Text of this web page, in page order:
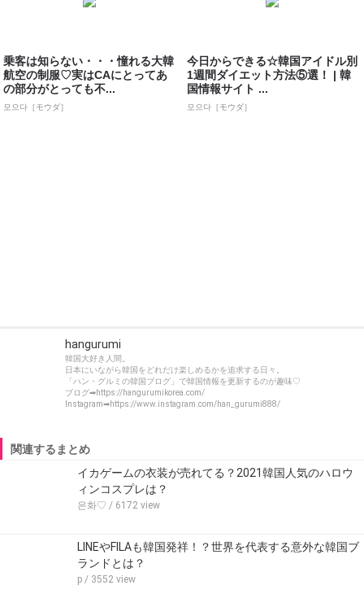
乗客は知らない・・・憧れる大韓
航空の制服♡実はCAにとってあ
の部分がとっても不...
모으다［モウダ］
今日からできる☆韓国アイドル別
1週間ダイエット方法⑤選！ | 韓
国情報サイト ...
모으다［モウダ］
hangurumi
韓国大好き人間。
日本にいながら韓国をどれだけ楽しめるかを追求する日々。
「ハン・グルミの韓国ブログ」で韓国情報を更新するのが趣味♡
ブログ➡https://hangurumikorea.com/
Instagram➡https://www.instagram.com/han_gurumi888/
関連するまとめ
イカゲームの衣装が売れてる？2021韓国人気のハロウ
ィンコスプレは？
은화♡ / 6172 view
LINEやFILAも韓国発祥！？世界を代表する意外な韓国ブ
ランドとは？
p / 3552 view